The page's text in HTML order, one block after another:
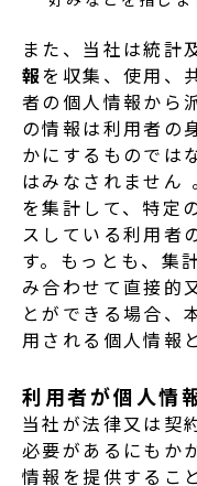
また、当社は統計
報を収集、使用、
者の個人情報から
の情報は利用者の
かにするものでは
はみなされません
を集計して、特定
スしている利用者
す。もっとも、集
み合わせて直接的
とができる場合、
用される個人情報
利用者が個人情
当社が法律又は契
必要があるにもか
情報を提供するこ